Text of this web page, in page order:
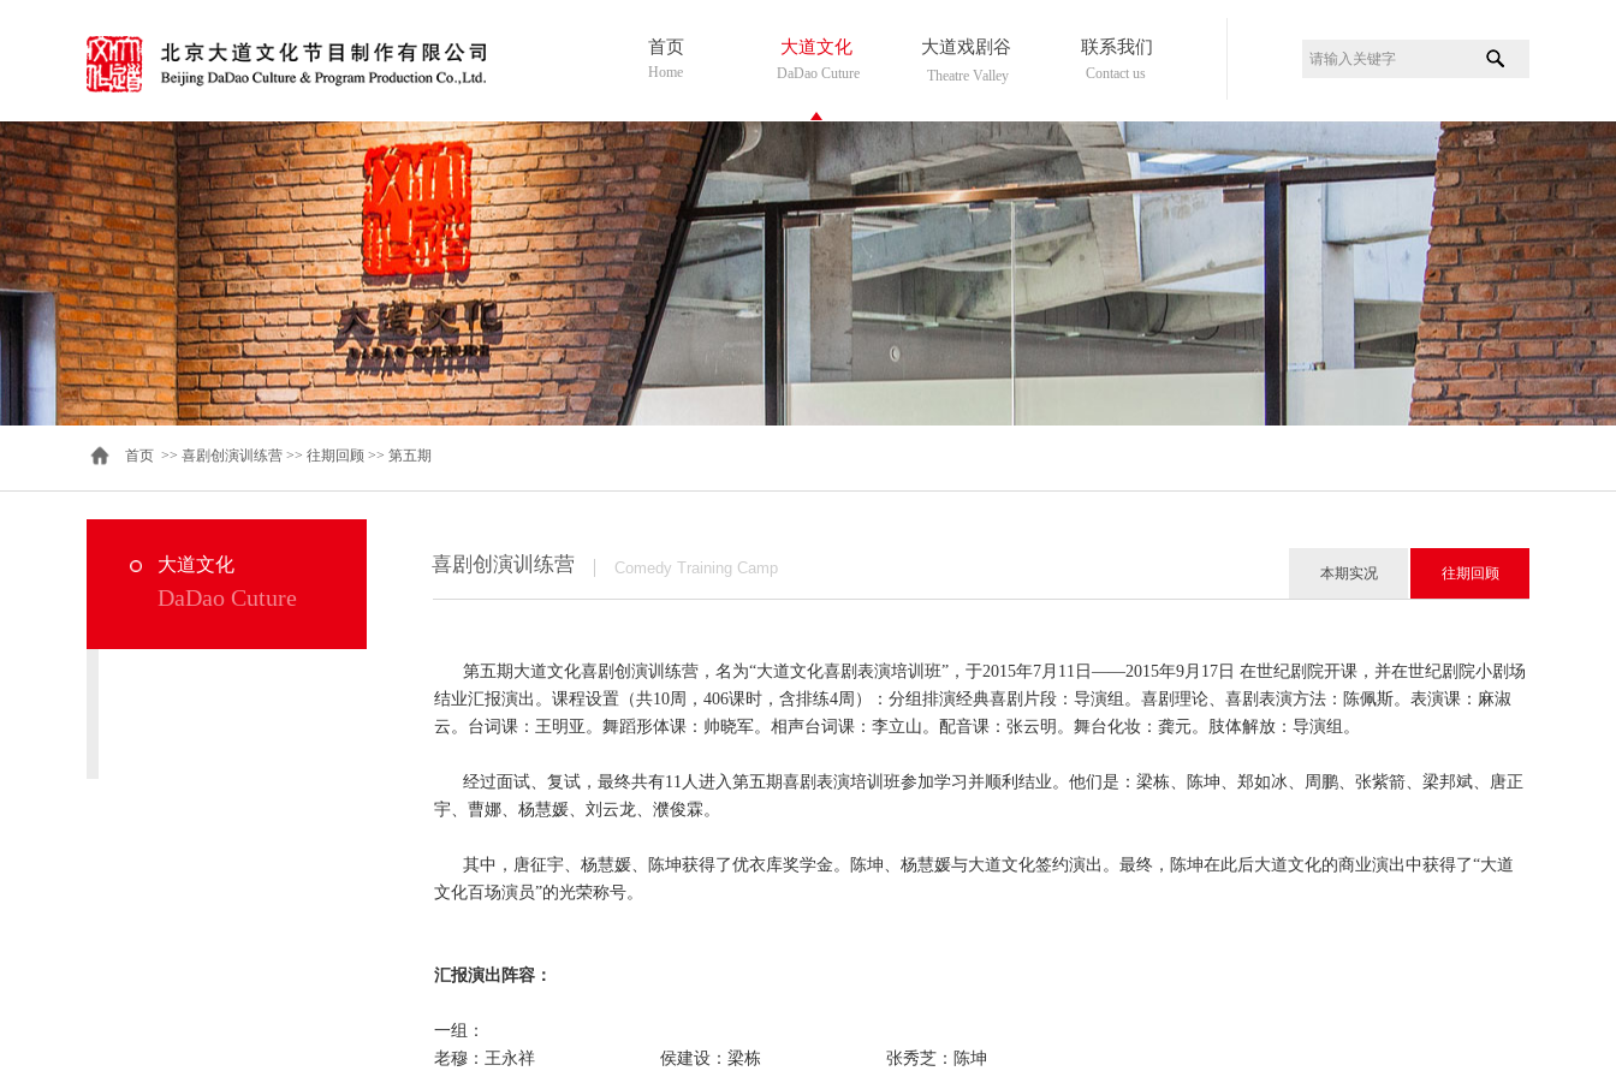
Home Theatre Valley Contact us
首页 大道文化 大道戏剧谷 联系我们
DaDao Cuture
首页 >> 喜剧创演训练营 >> 往期回顾 >> 第五期​
往期回顾
本期实况
喜剧创演训练营
大道文化 Comedy Training Camp
DaDao Cuture
第五期大道文化喜剧创演训练营，名为“大道文化喜剧表演培训班”，于2015年7月11日——2015年9月17日 在世纪剧院开课，并在世纪剧院小剧场
结业汇报演出。课程设置（共10周，406课时，含排练4周）：分组排演经典喜剧片段：导演组。喜剧理论、喜剧表演方法：陈佩斯。表演课：麻淑
云。台词课：王明亚。舞蹈形体课：帅晓军。相声台词课：李立山。配音课：张云明。舞台化妆：龚元。肢体解放：导演组。
经过面试、复试，最终共有11人进入第五期喜剧表演培训班参加学习并顺利结业。他们是：梁栋、陈坤、郑如冰、周鹏、张紫箭、梁邦斌、唐正
宇、曹娜、杨慧媛、刘云龙、濮俊霖。
其中，唐征宇、杨慧媛、陈坤获得了优衣库奖学金。陈坤、杨慧媛与大道文化签约演出。最终，陈坤在此后大道文化的商业演出中获得了“大道
文化百场演员”的光荣称号。
汇报演出阵容：
一组：
老穆：王永祥 侯建设：梁栋
张秀芝：陈坤